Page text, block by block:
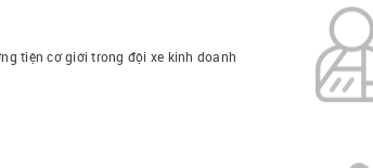
tiện cơ giới trong đội xe kinh doanh